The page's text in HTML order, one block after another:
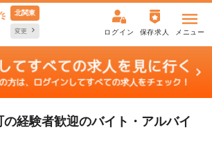
北関東
変更 ログイン 保存求人 メニュー
の経験者歓迎のバイト・アルバイ